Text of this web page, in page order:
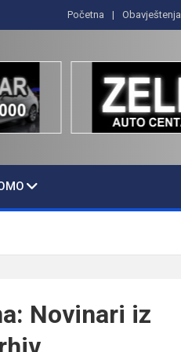
Početna Obavještenja
Novinari iz